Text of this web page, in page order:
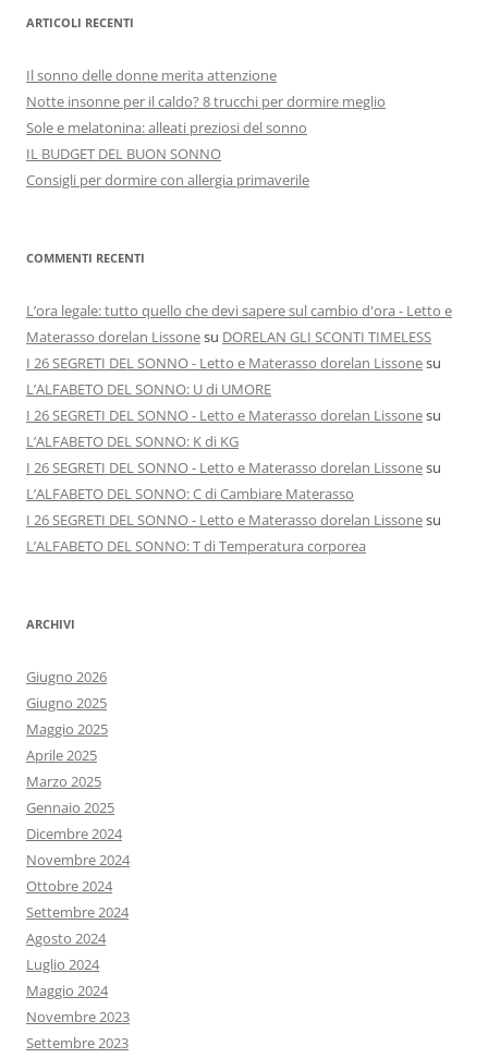
ARTICOLI RECENTI
Il sonno delle donne merita attenzione
Notte insonne per il caldo? 8 trucchi per dormire meglio
Sole e melatonina: alleati preziosi del sonno
IL BUDGET DEL BUON SONNO
Consigli per dormire con allergia primaverile
COMMENTI RECENTI
L’ora legale: tutto quello che devi sapere sul cambio d'ora - Letto e
Materasso dorelan Lissonesu DORELAN GLI SCONTI TIMELESS
I 26 SEGRETI DEL SONNO - Letto e Materasso dorelan Lissonesu
L’ALFABETO DEL SONNO: U di UMORE
I 26 SEGRETI DEL SONNO - Letto e Materasso dorelan Lissonesu
L’ALFABETO DEL SONNO: K di KG
I 26 SEGRETI DEL SONNO - Letto e Materasso dorelan Lissonesu
L’ALFABETO DEL SONNO: C di Cambiare Materasso
I 26 SEGRETI DEL SONNO - Letto e Materasso dorelan Lissonesu
L’ALFABETO DEL SONNO: T di Temperatura corporea
ARCHIVI
Giugno 2026
Giugno 2025
Maggio 2025
Aprile 2025
Marzo 2025
Gennaio 2025
Dicembre 2024
Novembre 2024
Ottobre 2024
Settembre 2024
Agosto 2024
Luglio 2024
Maggio 2024
Novembre 2023
Settembre 2023